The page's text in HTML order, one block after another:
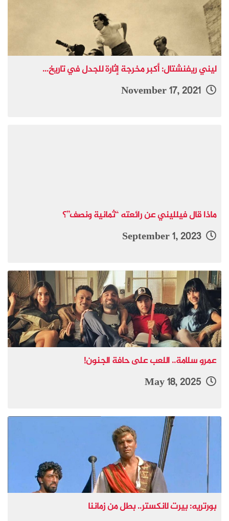
ليني ريفنشتال: أكبر مخرجة إثارة للجدل في تاريخ...
ماذا قال فيلليني عن رائعته “ثمانية ونصف”؟
September 1, 2023
عمرو سلامة.. اللعب على حافة الجنون!
بورتريه: بيرت لانكستر.. بطل من زماننا